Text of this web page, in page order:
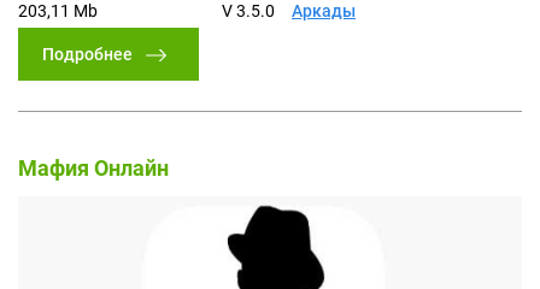
203,11 Mb V 3.5.0 Аркады
Подробнее
Мафия Онлайн